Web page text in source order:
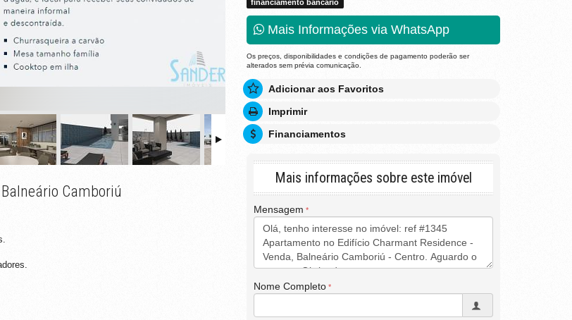
Camboriú
financiamento bancário
Mais Informações via WhatsApp
Os preços, disponibilidades e condições de pagamento poderão ser
alterados sem prévia comunicação.
Adicionar aos Favoritos
Imprimir
Financiamentos
Mais informações sobre este imóvel
Mensagem
Nome Completo